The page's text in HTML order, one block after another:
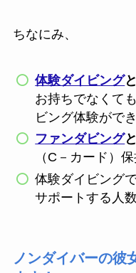
ちなにみ、
体験ダイビング
お持ちでなくて
ビング体験がで
ファンダビング
（C－カード）
体験ダイビング
サポートする人
ノンダイバーの彼